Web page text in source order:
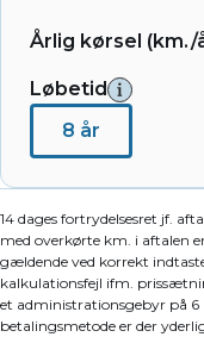
Årlig kørsel (km./
Løbetid
8 år
14 dages fortrydelsesret jf.
med overkørte km. i aftalen
gældende ved korrekt
kalkulationsfejl ifm.
et administrationsgebyr på 6
betalingsmetode er der